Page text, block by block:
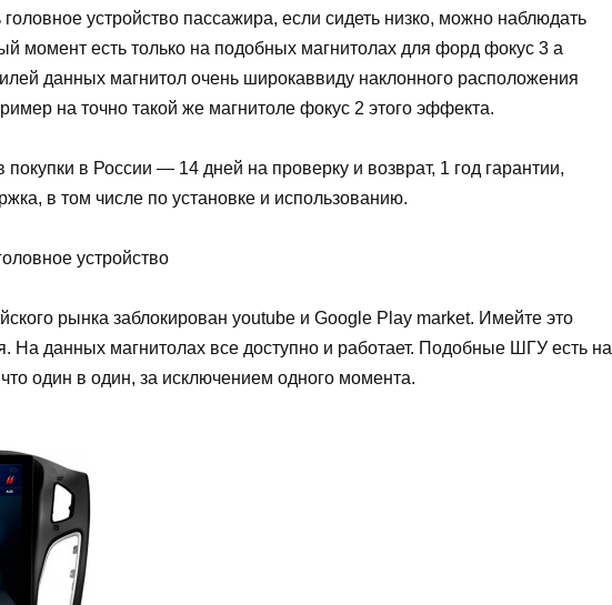
устройство пассажира, если сидеть низко, можно наблюдать
момент есть только на подобных магнитолах для форд фокус 3 а
данных магнитол очень широкаввиду наклонного расположения
на точно такой же магнитоле фокус 2 этого эффекта.
в России — 14 дней на проверку и возврат, 1 год гарантии,
в том числе по установке и использованию.
рынка заблокирован youtube и Google Play market. Имейте это
На данных магнитолах все доступно и работает. Подобные ШГУ есть на
один в один, за исключением одного момента.